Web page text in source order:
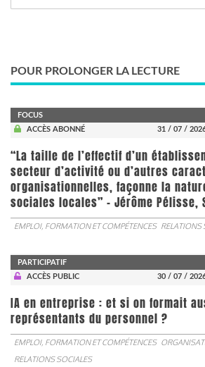
POUR PROLONGER LA LECTURE
FOCUS
ACCÈS ABONNÉ
31 / 07 /
“La taille de l’effectif d’un
secteur d’activité ou d’autres
organisationnelles, façonne la
sociales locales” - Jérôme Pélisse,
EMPLOI, FORMATION ET COMPÉTENCES RELATIONS
PARTICIPATIF
ACCÈS PUBLIC
30 / 07 /
IA en entreprise : et si on formait
représentants du personnel ?
EMPLOI, FORMATION ET COMPÉTENCES
RELATIONS SOCIALES